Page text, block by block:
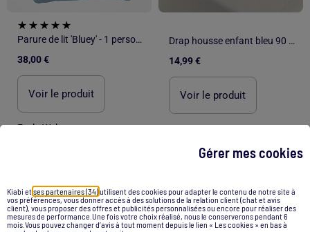
Gérer mes cookies
Kiabi et ses partenaires (34)utilisent des cookies pour adapter le contenu de notre site à
vos préférences, vous donner accès à des solutions de la relation client (chat et avis
client), vous proposer des offres et publicités personnalisées ou encore pour réaliser des
mesures de performance.Une fois votre choix réalisé, nous le conserverons pendant 6
mois.Vous pouvez changer d’avis à tout moment depuis le lien « Les cookies » en bas à
Parure de lit 'Bluey' - 1 personne
38,00 €
Voir le produit
Exclu Web
Drap housse enfant bleu 90 x 190 cm
14,99 €
Voir le produit
Recommandations